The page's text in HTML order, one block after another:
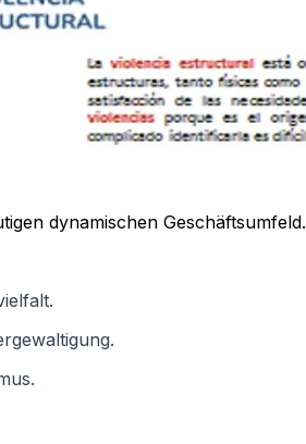
dynamischen Geschäftsumfeld.